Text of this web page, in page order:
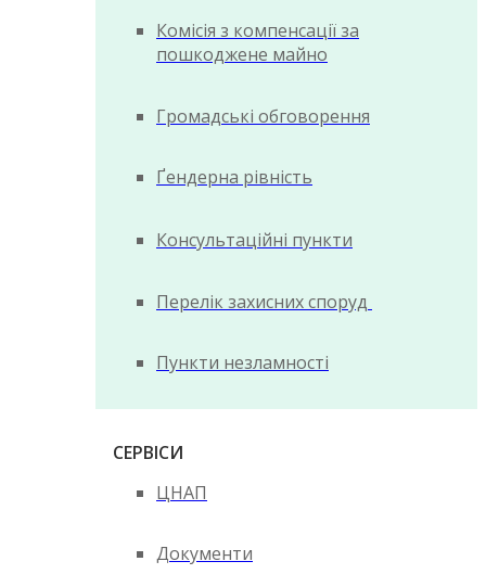
Комісія з компенсації за
пошкоджене майно
Громадські обговорення
Ґендерна рівність
Консультаційні пункти
Перелік захисних споруд
Пункти незламності
СЕРВІСИ
ЦНАП
Документи